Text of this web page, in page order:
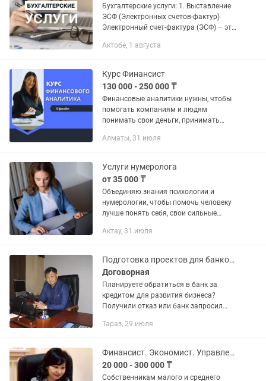
Бухгалтерские услуги: 1. Выставление
ЭСФ (Электронных счетов-фактур)
Электронный счет-фактура (ЭСФ) – это
большинстве операций между
Актобе, 1 августа
Курс Финансист
130 000 - 250 000 ₸
Финансовые аналитики нужны, чтобы
помогать компаниям и людям
понимать свои деньги, принимать
будущее. Темы: 1. Основы финансов - [ ]
Алматы, 31 июля
Услуги нумеролога
от 35 000 ₸
Объединяю знания психологии и
нумерологии, чтобы помочь человеку
лучше понять себя, свои сильные
жизненных ситуаций. Помогаю
Актау, 31 июля
Подготовка проектов для банков. Бизнес-план. Финансовый анализ.
Договорная
Планируете обратиться в банк за
кредитом для развития бизнеса?
Получили отказ или банк запросил
Планируете воспользоваться
поддержки бизнеса...
Тараз, 29 июля
Финансист. Экономист. Управленческая отчетность. Финмодель
20 000 - 300 000 ₸
Собственникам малого и среднего